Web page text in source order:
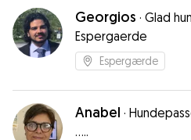
Georgios · Glad
Espergaerde
Espergærde
Anabel ·
.....